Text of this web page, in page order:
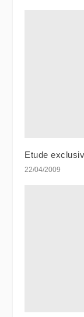
Etude
22/04/2009